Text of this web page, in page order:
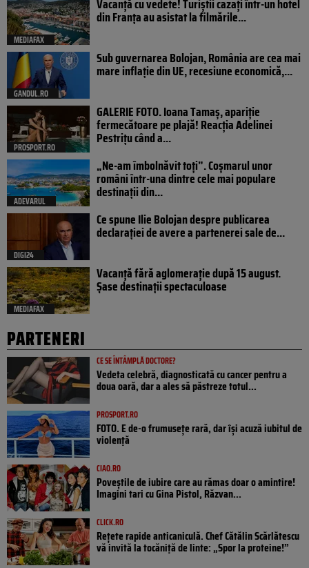
MEDIAFAX
Vacanță cu vedete! Turiștii cazați într-un hotel
din Franța au asistat la filmările...
GANDUL.RO
Sub guvernarea Bolojan, România are cea mai
mare inflație din UE, recesiune economică,...
PROSPORT.RO
GALERIE FOTO. Ioana Tamaş, apariție
fermecătoare pe plajă! Reacția Adelinei
Pestrițu când a...
ADEVARUL
„Ne-am îmbolnăvit toți”. Coșmarul unor
români într-una dintre cele mai populare
destinații din...
DIGI24
Ce spune Ilie Bolojan despre publicarea
declarației de avere a partenerei sale de...
MEDIAFAX
Vacanță fără aglomerație după 15 august.
Șase destinații spectaculoase
PARTENERI
CE SE ÎNTÂMPLĂ DOCTORE?
Vedeta celebră, diagnosticată cu cancer pentru a
doua oară, dar a ales să păstreze totul...
PROSPORT.RO
FOTO. E de-o frumusețe rară, dar își acuză iubitul de
violență
CIAO.RO
Poveştile de iubire care au rămas doar o amintire!
Imagini tari cu Gina Pistol, Răzvan...
CLICK.RO
Rețete rapide anticaniculă. Chef Cătălin Scărlătescu
vă invită la tocăniță de linte: „Spor la proteine!”